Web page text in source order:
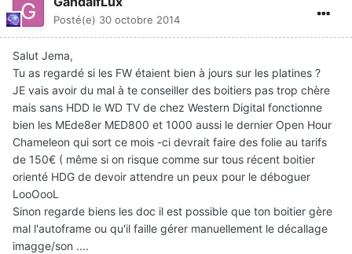
Posté(e) 30 octobre 2014
Salut Jema,
Tu as regardé si les FW étaient bien à jours sur les platines ?
JE vais avoir du mal à te conseiller des boitiers pas trop chère
mais sans HDD le WD TV de chez Western Digital fonctionne
bien les MEde8er MED800 et 1000 aussi le dernier Open Hour
Chameleon qui sort ce mois -ci devrait faire des folie au tarifs
de 150€ ( même si on risque comme sur tous récent boitier
orienté HDG de devoir attendre un peux pour le déboguer
LooOooL
Sinon regarde biens les doc il est possible que ton boitier gère
mal l'autoframe ou qu'il faille gérer manuellement le décallage
imagge/son ....